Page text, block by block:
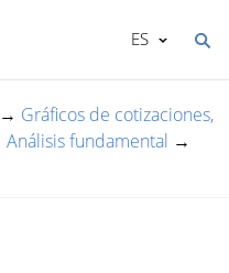
ES
→ Gráficos de cotizaciones,
Análisis fundamental →